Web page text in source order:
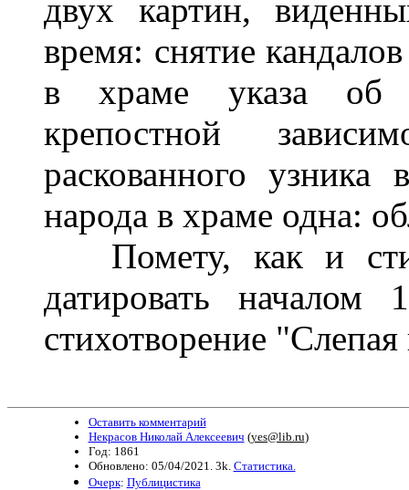
двух картин,
время: снятие
в храме указа об
крепостной
раскованного
народа в храме одна:
Помету, как и
датировать
стихотворение
Оставить комментарий
Некрасов Николай Алексеевич (yes@lib.ru)
Год: 1861
Обновлено: 05/04/2021. 3k. Статистика.
Очерк: Публицистика